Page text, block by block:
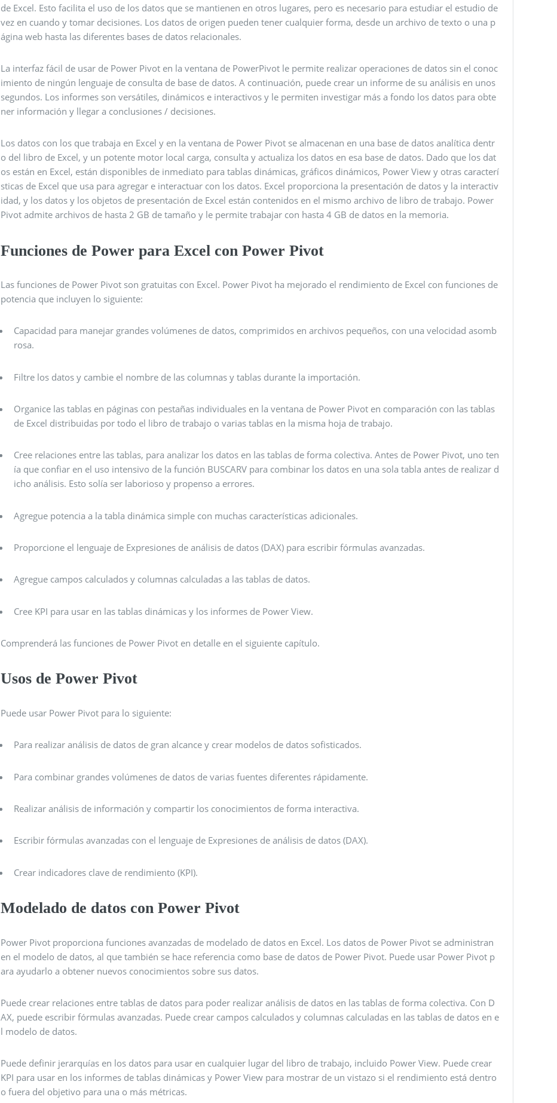
de Excel. Esto facilita el uso de los datos que se mantienen en otros lugares, pero es necesario para estudiar el estudio de
vez en cuando y tomar decisiones. Los datos de origen pueden tener cualquier forma, desde un archivo de texto o una p
ágina web hasta las diferentes bases de datos relacionales.
La interfaz fácil de usar de Power Pivot en la ventana de PowerPivot le permite realizar operaciones de datos sin el conoc
imiento de ningún lenguaje de consulta de base de datos. A continuación, puede crear un informe de su análisis en unos
segundos. Los informes son versátiles, dinámicos e interactivos y le permiten investigar más a fondo los datos para obte
ner información y llegar a conclusiones / decisiones.
Los datos con los que trabaja en Excel y en la ventana de Power Pivot se almacenan en una base de datos analítica dentr
o del libro de Excel, y un potente motor local carga, consulta y actualiza los datos en esa base de datos. Dado que los dat
os están en Excel, están disponibles de inmediato para tablas dinámicas, gráficos dinámicos, Power View y otras caracterí
sticas de Excel que usa para agregar e interactuar con los datos. Excel proporciona la presentación de datos y la interactiv
idad, y los datos y los objetos de presentación de Excel están contenidos en el mismo archivo de libro de trabajo. Power
Pivot admite archivos de hasta 2 GB de tamaño y le permite trabajar con hasta 4 GB de datos en la memoria.
Funciones de Power para Excel con Power Pivot
Las funciones de Power Pivot son gratuitas con Excel. Power Pivot ha mejorado el rendimiento de Excel con funciones de
potencia que incluyen lo siguiente:
Capacidad para manejar grandes volúmenes de datos, comprimidos en archivos pequeños, con una velocidad asomb
rosa.
Filtre los datos y cambie el nombre de las columnas y tablas durante la importación.
Organice las tablas en páginas con pestañas individuales en la ventana de Power Pivot en comparación con las tablas
de Excel distribuidas por todo el libro de trabajo o varias tablas en la misma hoja de trabajo.
Cree relaciones entre las tablas, para analizar los datos en las tablas de forma colectiva. Antes de Power Pivot, uno ten
ía que confiar en el uso intensivo de la función BUSCARV para combinar los datos en una sola tabla antes de realizar d
icho análisis. Esto solía ser laborioso y propenso a errores.
Agregue potencia a la tabla dinámica simple con muchas características adicionales.
Proporcione el lenguaje de Expresiones de análisis de datos (DAX) para escribir fórmulas avanzadas.
Agregue campos calculados y columnas calculadas a las tablas de datos.
Cree KPI para usar en las tablas dinámicas y los informes de Power View.
Comprenderá las funciones de Power Pivot en detalle en el siguiente capítulo.
Usos de Power Pivot
Puede usar Power Pivot para lo siguiente:
Para realizar análisis de datos de gran alcance y crear modelos de datos sofisticados.
Para combinar grandes volúmenes de datos de varias fuentes diferentes rápidamente.
Realizar análisis de información y compartir los conocimientos de forma interactiva.
Escribir fórmulas avanzadas con el lenguaje de Expresiones de análisis de datos (DAX).
Crear indicadores clave de rendimiento (KPI).
Modelado de datos con Power Pivot
Power Pivot proporciona funciones avanzadas de modelado de datos en Excel. Los datos de Power Pivot se administran
en el modelo de datos, al que también se hace referencia como base de datos de Power Pivot. Puede usar Power Pivot p
ara ayudarlo a obtener nuevos conocimientos sobre sus datos.
Puede crear relaciones entre tablas de datos para poder realizar análisis de datos en las tablas de forma colectiva. Con D
AX, puede escribir fórmulas avanzadas. Puede crear campos calculados y columnas calculadas en las tablas de datos en e
l modelo de datos.
Puede definir jerarquías en los datos para usar en cualquier lugar del libro de trabajo, incluido Power View. Puede crear
KPI para usar en los informes de tablas dinámicas y Power View para mostrar de un vistazo si el rendimiento está dentro
o fuera del objetivo para una o más métricas.